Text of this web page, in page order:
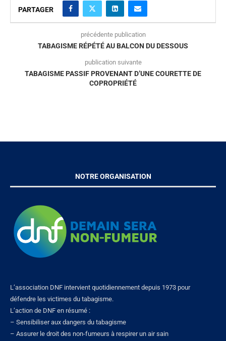
PARTAGER
précédente publication
TABAGISME RÉPÉTÉ AU BALCON DU DESSOUS
publication suivante
TABAGISME PASSIF PROVENANT D’UNE COURETTE DE
COPROPRIÉTÉ
NOTRE ORGANISATION
L’association DNF intervient quotidiennement depuis 1973 pour
défendre les victimes du tabagisme.
L’action de DNF en résumé :
– Sensibiliser aux dangers du tabagisme
– Assurer le droit des non-fumeurs à respirer un air sain